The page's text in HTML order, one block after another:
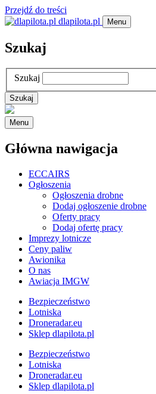
Przejdź do treści
dlapilota.pl
Menu
Szukaj
Szukaj
Menu
Główna nawigacja
ECCAIRS
Ogłoszenia
Ogłoszenia drobne
Dodaj ogłoszenie drobne
Oferty pracy
Dodaj ofertę pracy
Imprezy lotnicze
Ceny paliw
Awionika
O nas
Awiacja IMGW
Bezpieczeństwo
Lotniska
Droneradar.eu
Sklep dlapilota.pl
Bezpieczeństwo
Lotniska
Droneradar.eu
Sklep dlapilota.pl